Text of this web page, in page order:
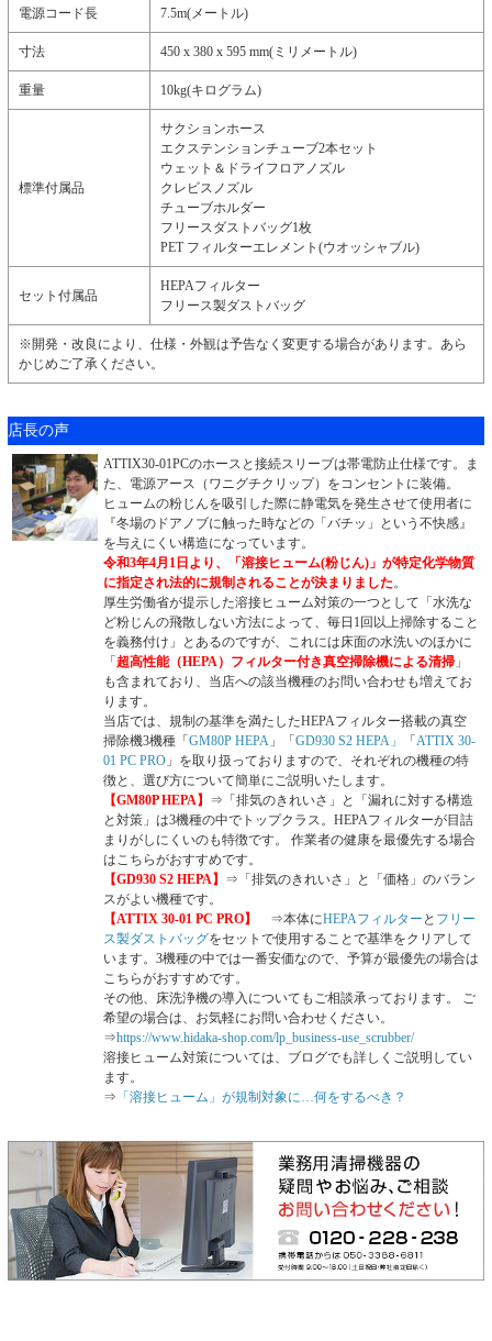
電源コード長 7.5m(メートル)
寸法 450 x 380 x 595 mm(ミリメートル)
重量 10kg(キログラム)
標準付属品
サクションホース
エクステンションチューブ2本セット
ウェット＆ドライフロアノズル
クレビスノズル
チューブホルダー
フリースダストバッグ1枚
PET フィルターエレメント(ウオッシャブル)
セット付属品
HEPAフィルター
フリース製ダストバッグ
※開発・改良により、仕様・外観は予告なく変更する場合があります。あら
かじめご了承ください。
店長の声
ATTIX30-01PCのホースと接続スリーブは帯電防止仕様です。ま
た、電源アース（ワニグチクリップ）をコンセントに装備。
ヒュームの粉じんを吸引した際に静電気を発生させて使用者に
『冬場のドアノブに触った時などの「バチッ」という不快感』
を与えにくい構造になっています。
令和3年4月1日より、「溶接ヒューム(粉じん)」が特定化学物質
に指定され法的に規制されることが決まりました。
厚生労働省が提示した溶接ヒューム対策の一つとして「水洗な
ど粉じんの飛散しない方法によって、毎日1回以上掃除すること
を義務付け」とあるのですが、これには床面の水洗いのほかに
「 超高性能（HEPA）フィルター付き真空掃除機による清掃」
も含まれており、当店への該当機種のお問い合わせも増えてお
ります。
当店では、規制の基準を満たしたHEPAフィルター搭載の真空
掃除機3機種「 GM80P HEPA」「 GD930 S2 HEPA」 「 ATTIX 30-
01 PC PRO」を取り扱っておりますので、それぞれの機種の特
徴と、選び方について簡単にご説明いたします。
【GM80P HEPA】 ⇒「排気のきれいさ」と「漏れに対する構造
と対策」は3機種の中でトップクラス。HEPAフィルターが目詰
まりがしにくいのも特徴です。 作業者の健康を最優先する場合
はこちらがおすすめです。
【GD930 S2 HEPA】 ⇒「排気のきれいさ」と「価格」のバラン
スがよい機種です。
【ATTIX 30-01 PC PRO】
⇒本体にHEPAフィルター と フリー
ス製ダストバッグをセットで使用することで基準をクリアして
います。3機種の中では一番安価なので、予算が最優先の場合は
こちらがおすすめです。
その他、床洗浄機の導入についてもご相談承っております。 ご
希望の場合は、お気軽にお問い合わせください。
⇒https://www.hidaka-shop.com/lp_business-use_scrubber/
溶接ヒューム対策については、ブログでも詳しくご説明してい
ます。
⇒ 「溶接ヒューム」が規制対象に…何をするべき？